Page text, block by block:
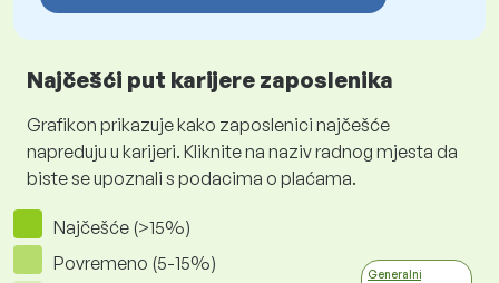
Najčešći put karijere zaposlenika
Grafikon prikazuje kako zaposlenici najčešće
napreduju u karijeri. Kliknite na naziv radnog mjesta da
biste se upoznali s podacima o plaćama.
Najčešće (>15%)
Povremeno (5-15%)
Generalni